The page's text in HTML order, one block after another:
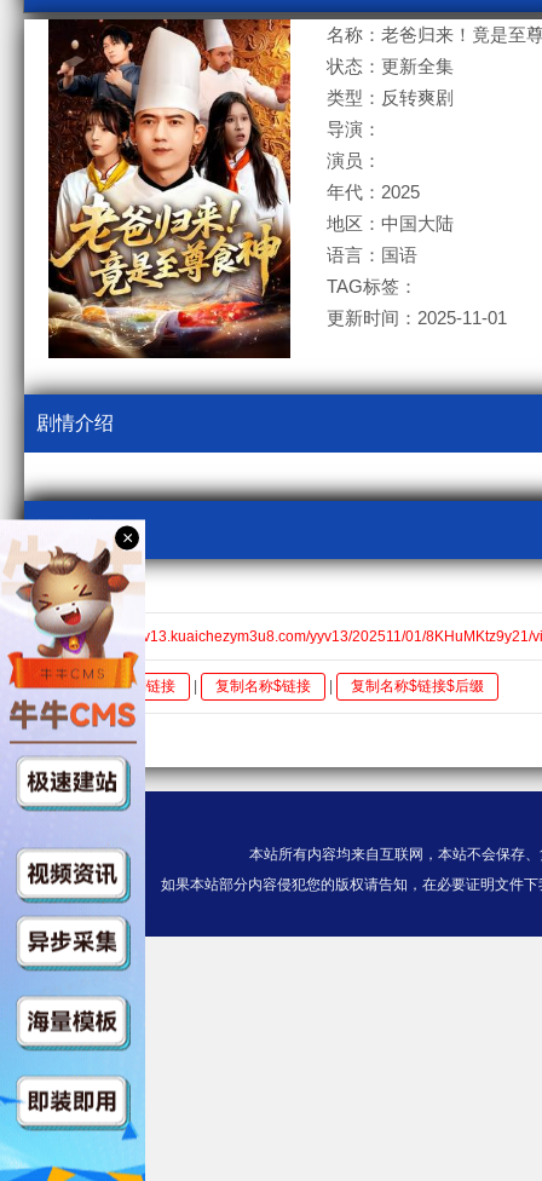
名称：老爸归来！竟是至
状态：更新全集
类型：反转爽剧
导演：
演员：
年代：2025
地区：中国大陆
语言：国语
TAG标签：
更新时间：2025-11-01
剧情介绍
kcm3u8
全集$https://v13.kuaichezym3u8.com/yyv13/202511/01/8KHuMKtz9y21/
全选 复制链接 复制名称$链接 复制名称$链接$后缀
本站所有内容均来自互联网，本站不会保存
如果本站部分内容侵犯您的版权请告知，在必要证明文件
×